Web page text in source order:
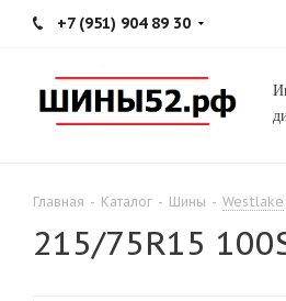
+7 (951) 904 89 30
Главная - Каталог - Шины - Westlake
215/75R15